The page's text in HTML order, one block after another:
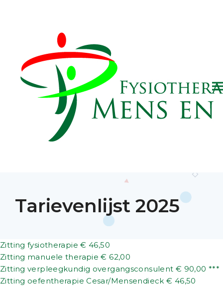
Tarievenlijst 2025
Zitting fysiotherapie € 46,50
Zitting manuele therapie € 62,00
Zitting verpleegkundig overgangsconsulent € 90,00 ***
Zitting oefentherapie Cesar/Mensendieck € 46,50